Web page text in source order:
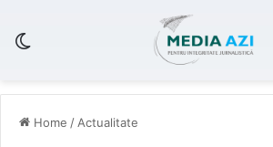
Home / Actualitate